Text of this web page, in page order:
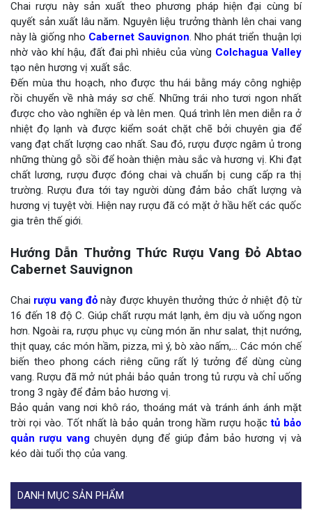
Chai rượu này sản xuất theo phương pháp hiện đại cùng bí
quyết sản xuất lâu năm. Nguyên liệu trưởng thành lên chai vang
này là giống nho Cabernet Sauvignon. Nho phát triển thuận lợi
nhờ vào khí hậu, đất đai phì nhiêu của vùng Colchagua Valley
tạo nên hương vị xuất sắc.
Đến mùa thu hoạch, nho được thu hái bằng máy công nghiệp
rồi chuyển về nhà máy sơ chế. Những trái nho tươi ngon nhất
được cho vào nghiền ép và lên men. Quá trình lên men diễn ra ở
nhiệt đọ lạnh và được kiểm soát chặt chẽ bởi chuyên gia để
vang đạt chất lượng cao nhất. Sau đó, rượu được ngâm ủ trong
những thùng gỗ sồi để hoàn thiện màu sắc và hương vị. Khi đạt
chất lương, rượu được đóng chai và chuẩn bị cung cấp ra thị
trường. Rượu đưa tới tay người dùng đảm bảo chất lượng và
hương vị tuyệt vời. Hiện nay rượu đã có mặt ở hầu hết các quốc
gia trên thế giới.
Hướng Dẫn Thưởng Thức Rượu Vang Đỏ Abtao
Cabernet Sauvignon
Chai rượu vang đỏ này được khuyên thưởng thức ở nhiệt độ từ
16 đến 18 độ C. Giúp chất rượu mát lạnh, êm dịu và uống ngon
hơn. Ngoài ra, rượu phục vụ cùng món ăn như salat, thịt nướng,
thịt quay, các món hầm, pizza, mì ý, bò xào nấm,… Các món chế
biến theo phong cách riêng cũng rất lý tưởng để dùng cùng
vang. Rượu đã mở nút phải bảo quản trong tủ rượu và chỉ uống
trong 3 ngày để đảm bảo hương vị.
Bảo quản vang nơi khô ráo, thoáng mát và tránh ánh ánh mặt
trời rọi vào. Tốt nhất là bảo quản trong hầm rượu hoặctủ bảo
quản rượu vangchuyên dụng để giúp đảm bảo hương vị và
kéo dài tuổi thọ của vang.
DANH MỤC SẢN PHẨM